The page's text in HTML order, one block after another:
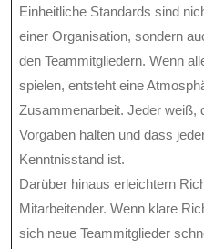
Einheitliche Standards sind
einer Organisation, sondern
den Teammitgliedern. Wenn
spielen, entsteht eine
Zusammenarbeit. Jeder weiß,
Vorgaben halten und dass
Kenntnisstand ist.
Darüber hinaus erleichtern
Mitarbeitender. Wenn klare
sich neue Teammitglieder